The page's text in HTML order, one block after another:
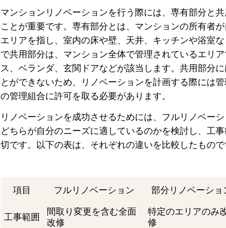
マンションリノベーションを行う際には、専有部分と
ことが重要です。専有部分とは、マンションの所有者
エリアを指し、室内の床や壁、天井、キッチンや浴室
で共用部分は、マンション全体で管理されているエリ
ス、ベランダ、玄関ドアなどが該当します。共用部分
とができないため、リノベーションを計画する際には
の管理組合に許可を取る必要があります。
リノベーションを成功させるためには、フルリノベー
どちらが自分のニーズに適しているのかを検討し、工
切です。以下の表は、それぞれの違いを比較したもので
項目 フルリノベーション 部分リノベーショ
工事範囲
間取り変更を含む全面
改修
特定のエリアのみ
修